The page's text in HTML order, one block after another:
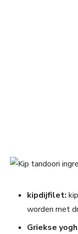
kipdijfilet:
worden met
Griekse